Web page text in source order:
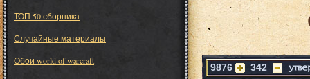
ТОП 50 сборника
Случайные материалы
Обои world of warcraft
9876 342